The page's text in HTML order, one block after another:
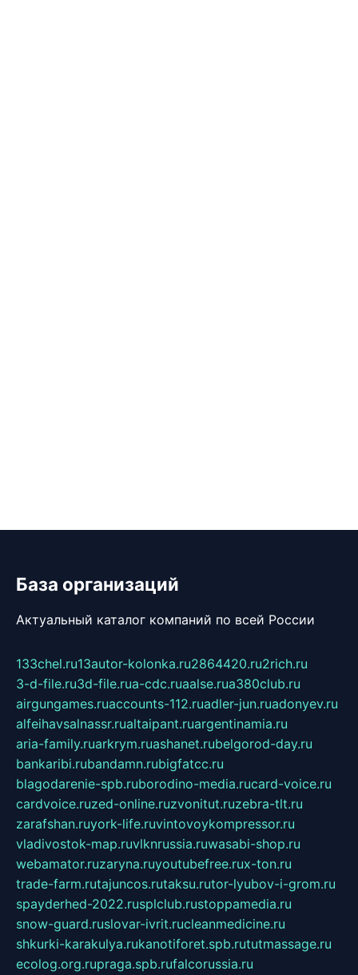
База организаций
Актуальный каталог компаний по всей России
133chel.ru13autor-kolonka.ru2864420.ru2rich.ru
3-d-file.ru3d-file.rua-cdc.ruaalse.rua380club.ru
airgungames.ruaccounts-112.ruadler-jun.ruadonyev.ru
alfeihavsalnassr.rualtaipant.ruargentinamia.ru
aria-family.ruarkrym.ruashanet.rubelgorod-day.ru
bankaribi.rubandamn.rubigfatcc.ru
blagodarenie-spb.ruborodino-media.rucard-voice.ru
cardvoice.ruzed-online.ruzvonitut.ruzebra-tlt.ru
zarafshan.ruyork-life.ruvintovoykompressor.ru
vladivostok-map.ruvlknrussia.ruwasabi-shop.ru
webamator.ruzaryna.ruyoutubefree.rux-ton.ru
trade-farm.rutajuncos.rutaksu.rutor-lyubov-i-grom.ru
spayderhed-2022.rusplclub.rustoppamedia.ru
snow-guard.ruslovar-ivrit.rucleanmedicine.ru
shkurki-karakulya.rukanotiforet.spb.rututmassage.ru
ecolog.org.rupraga.spb.rufalcorussia.ru